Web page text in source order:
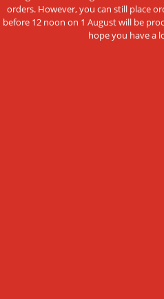
orders. However, you can still place
before 12 noon on 1 August will be
hope you have a